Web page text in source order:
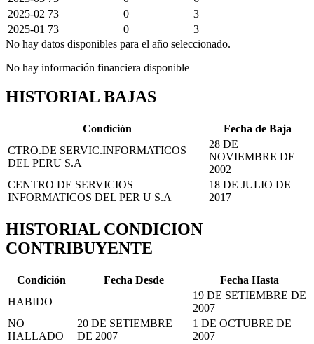
2025-02 73 0
3
2025-01 73 0
3
No hay datos disponibles para el año seleccionado.
No hay información financiera disponible
HISTORIAL BAJAS
Condición
Fecha de Baja
CTRO.DE SERVIC.INFORMATICOS
DEL PERU S.A
28 DE
NOVIEMBRE DE
2002
CENTRO DE SERVICIOS
INFORMATICOS DEL PER U S.A
18 DE JULIO DE
2017
HISTORIAL CONDICION
CONTRIBUYENTE
Condición Fecha Desde
Fecha Hasta
HABIDO
19 DE SETIEMBRE DE
2007
NO
HALLADO
20 DE SETIEMBRE
DE 2007
1 DE OCTUBRE DE
2007